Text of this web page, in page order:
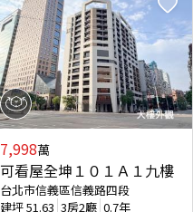
7,998萬
可看屋全坤１０１Ａ１九樓
台北市信義區信義路四段
建坪51.63 3房2廳 0.7年